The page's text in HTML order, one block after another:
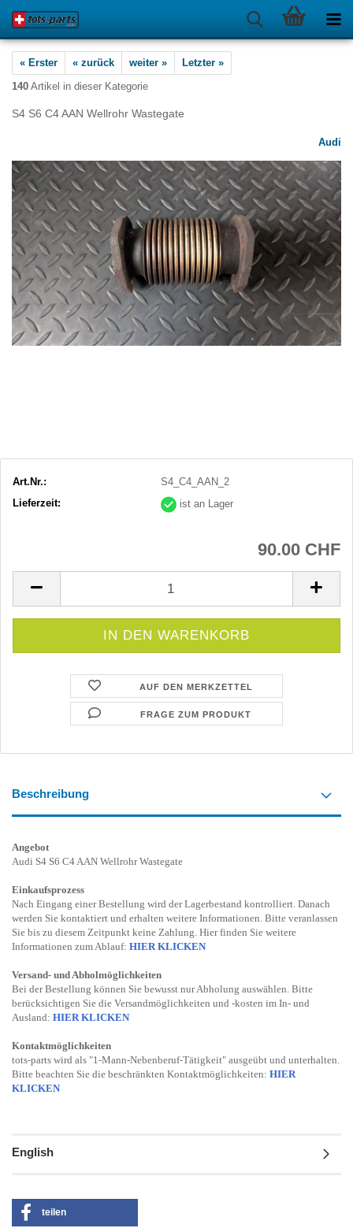
« Erster « zurück weiter »
Letzter »
140 Artikel in dieser Kategorie
S4 S6 C4 AAN Wellrohr Wastegate
Audi
Art.Nr.:
S4_C4_AAN_2
Lieferzeit:
ist an Lager
90.00 CHF
AUF DEN MERKZETTEL
FRAGE ZUM PRODUKT
Beschreibung
Angebot
Audi S4 S6 C4 AAN Wellrohr Wastegate
Einkaufsprozess
Nach Eingang einer Bestellung wird der Lagerbestand kontrolliert. Danach
werden Sie kontaktiert und erhalten weitere Informationen. Bitte veranlassen
Sie bis zu diesem Zeitpunkt keine Zahlung. Hier finden Sie weitere
Informationen zum Ablauf: HIER KLICKEN
Versand- und Abholmöglichkeiten
Bei der Bestellung können Sie bewusst nur Abholung auswählen. Bitte
berücksichtigen Sie die Versandmöglichkeiten und -kosten im In- und
Ausland: HIER KLICKEN
Kontaktmöglichkeiten
tots-parts wird als "1-Mann-Nebenberuf-Tätigkeit" ausgeübt und unterhalten.
Bitte beachten Sie die beschränkten Kontaktmöglichkeiten: HIER
KLICKEN
English
teilen